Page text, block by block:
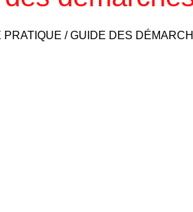
PRATIQUE /GUIDE DES